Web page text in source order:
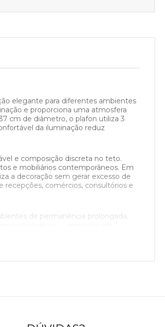
elegante para diferentes ambientes
e proporciona uma atmosfera
cm de diâmetro, o plafon utiliza 3
da iluminação reduz
e composição discreta no teto.
e mobiliários contemporâneos. Em
a decoração sem gerar excesso de
comércios, consultórios e
de permanência prolongada,
acompanham o produto e devem
de aplicação em projetos
acabamento uniforme e visual